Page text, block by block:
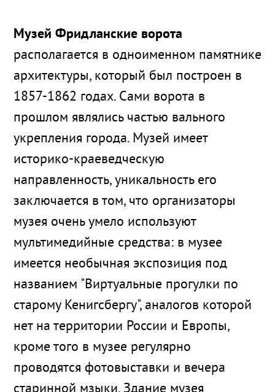
Музей Фридланские ворота
располагается в одноименном памятнике
архитектуры, который был построен в
1857-1862 годах. Сами ворота в
прошлом являлись частью вального
укрепления города. Музей имеет
историко-краеведческую
направленность, уникальность его
заключается в том, что организаторы
музея очень умело используют
мультимедийные средства: в музее
имеется необычная экспозиция под
названием "Виртуальные прогулки по
старому Кенигсбергу", аналогов которой
нет на территории России и Европы,
кроме того в музее регулярно
проводятся фотовыставки и вечера